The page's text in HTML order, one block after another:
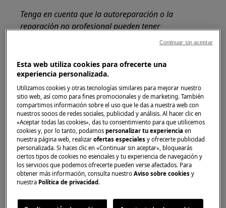
Tenga en cuenta que la autoreparación o la
reparación no profesional pueden tener
consecuencias para la seguridad si no se realizan
Cómo desmontar y montar el cajón de
detergente
OBSERVACIÓN:
Las siguientes fotos son solo ilustrativas, pueden
diferir del modelo de su lavadora / lavadora
secadora.
Abra el cajón del detergente. La captura
(indicada con el nombre "PUSH") será visible en
Esta web utiliza cookies para ofrecerte una
experiencia personalizada.
Utilizamos cookies y otras tecnologías similares para mejorar nuestro
sitio web, así como para fines promocionales y de marketing. También
compartimos información sobre el uso que le das a nuestra web con
nuestros socios de redes sociales, publicidad y análisis. Al hacer clic en
«Aceptar todas las cookies», das tu consentimiento para que utilicemos
cookies y, por lo tanto, podamospersonalizar tu experienciaen
nuestra página web, realizarofertas especiales y ofrecerte publicidad
personalizada. Si haces clic en «Continuar sin aceptar», bloquearás
ciertos tipos de cookies no esenciales y tu experiencia de navegación y
los servicios que podemos ofrecerte pueden verse afectados. Para
obtener más información, consulta nuestroAviso sobre cookies y
nuestra Política de privacidad .
Continuar sin aceptar